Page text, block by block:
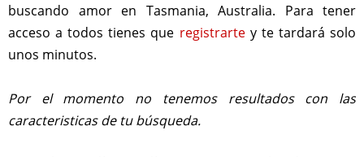
buscando amor en Tasmania, Australia. Para tener
acceso a todos tienes que registrartey te tardará solo
unos minutos.
Por el momento no tenemos resultados con las
caracteristicas de tu búsqueda.